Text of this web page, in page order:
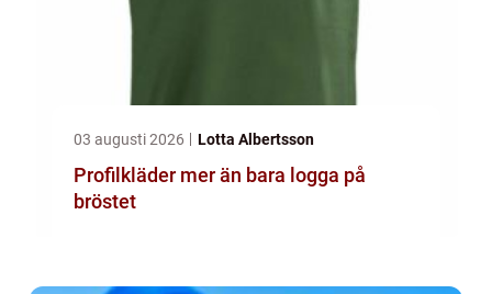
03 augusti 2026 Lotta Albertsson
Profilkläder mer än bara logga på
bröstet